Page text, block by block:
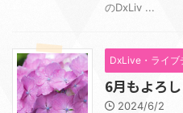
のDxLiv ...
DxLive・ライブ
6月もよろ
2024/6/2